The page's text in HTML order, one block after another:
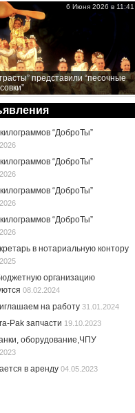
представили “песочные
6 Июня 2026 в 11:41
“ДоброТы”
“ДоброТы”
“ДоброТы”
“ДоброТы”
в нотариальную контору
организацию
08.02.2024
на работу 31.01.2024
Pak запчасти 19.10.2023
оборудование,ЧПУ
в аренду 04.05.2023